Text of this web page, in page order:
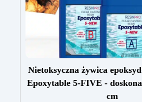
filtrami UV przeciw żółknięciu
lśniącego
Nietoksyczna żywica
Epoxytable 5-FIVE -
cm